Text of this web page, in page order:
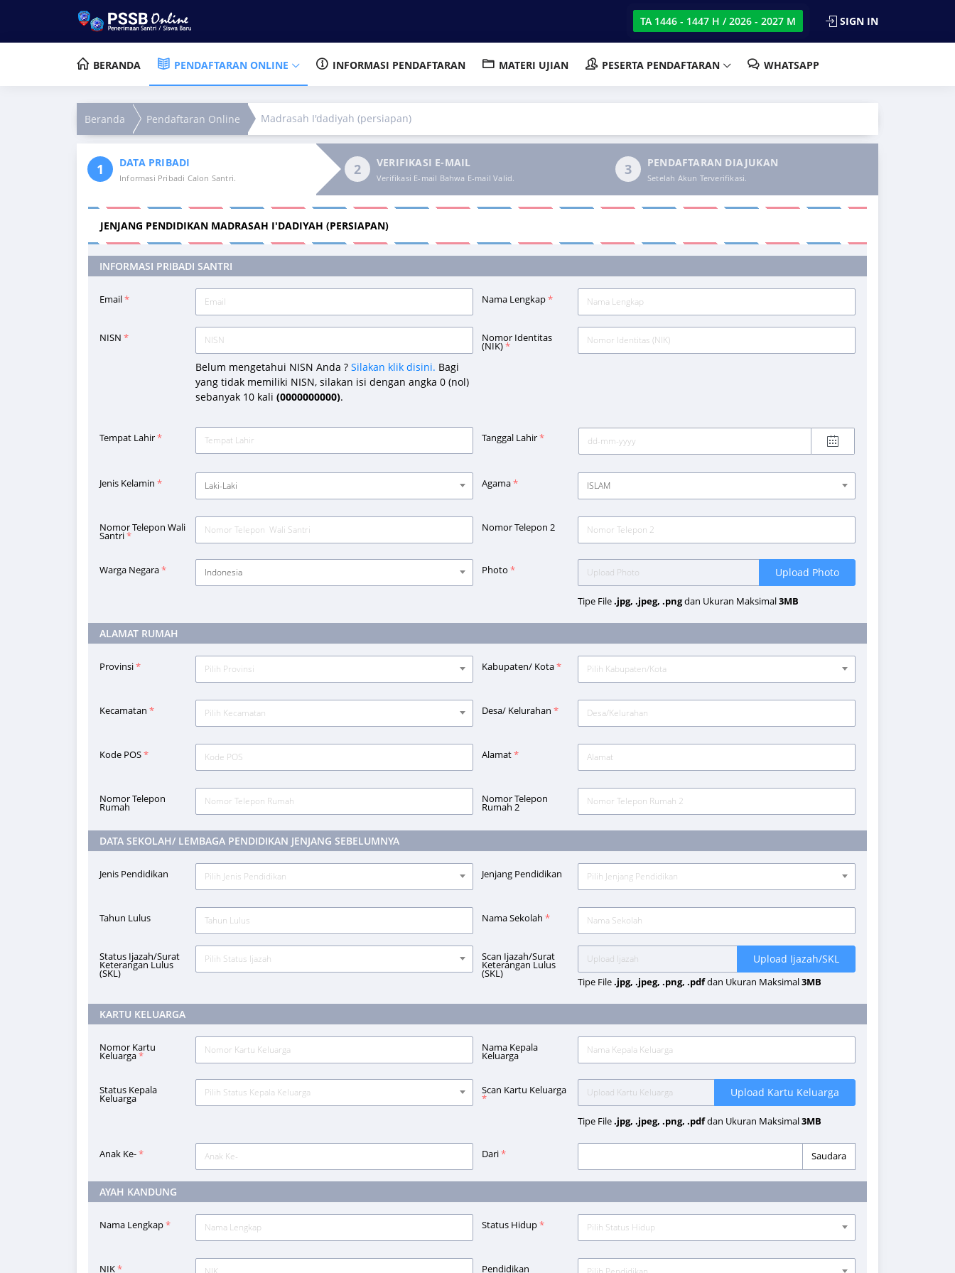
TA 1446 - 1447 H / 2026 - 2027 M SIGN IN
BERANDA PENDAFTARAN ONLINE INFORMASI PENDAFTARAN MATERI UJIAN PESERTA PENDAFTARAN WHATSAPP
Beranda Pendaftaran Online Madrasah I'dadiyah (persiapan)
DATA PRIBADI
Informasi Pribadi Calon Santri.
VERIFIKASI E-MAIL
Verifikasi E-mail Bahwa E-mail Valid.
PENDAFTARAN DIAJUKAN
Setelah Akun Terverifikasi.
JENJANG PENDIDIKAN MADRASAH I'DADIYAH (PERSIAPAN)
INFORMASI PRIBADI SANTRI
Email* Nama Lengkap*
NISN *
Belum mengetahui NISN Anda ? Silakan klik disini. Bagi
yang tidak memiliki NISN, silakan isi dengan angka 0 (nol)
sebanyak 10 kali (0000000000).
Nomor Identitas
(NIK)*
Tempat Lahir* Tanggal Lahir*
Jenis Kelamin * Laki-Laki Agama* ISLAM
Nomor Telepon Wali
Santri*
Nomor Telepon 2
Warga Negara* Indonesia Photo * Upload Photo
Tipe File.jpg, .jpeg, .pngdan Ukuran Maksimal3MB
ALAMAT RUMAH
Provinsi* Pilih Provinsi Kabupaten/ Kota* Pilih Kabupaten/Kota
Kecamatan * Pilih Kecamatan Desa/ Kelurahan *
Kode POS* Alamat*
Nomor Telepon
Rumah
Nomor Telepon
Rumah 2
DATA SEKOLAH/ LEMBAGA PENDIDIKAN JENJANG SEBELUMNYA
Jenis Pendidikan Pilih Jenis Pendidikan Jenjang Pendidikan Pilih Jenjang Pendidikan
Tahun Lulus Nama Sekolah *
Status Ijazah/Surat
Keterangan Lulus
(SKL)
Pilih Status Ijazah Scan Ijazah/Surat
Keterangan Lulus
(SKL)
Upload Ijazah/SKL
Tipe File.jpg, .jpeg, .png, .pdfdan Ukuran Maksimal3MB
KARTU KELUARGA
Nomor Kartu
Keluarga*
Nama Kepala
Keluarga
Status Kepala
Keluarga
Pilih Status Kepala Keluarga Scan Kartu Keluarga
* Upload Kartu Keluarga
Tipe File.jpg, .jpeg, .png, .pdfdan Ukuran Maksimal3MB
Anak Ke-* Dari* Saudara
AYAH KANDUNG
Nama Lengkap* Status Hidup* Pilih Status Hidup
NIK* Pendidikan